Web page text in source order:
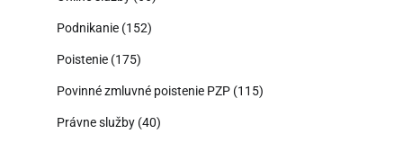
Podnikanie (152)
Poistenie (175)
Povinné zmluvné poistenie PZP (115)
Právne služby (40)